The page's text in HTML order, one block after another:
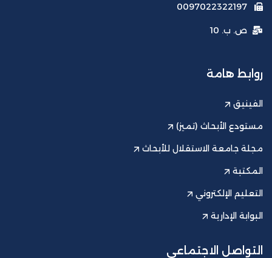
0097022322197
ص. ب. 10
روابط هامة
الفينيق
مستودع الأبحاث (تميز)
مجلة جامعة الاستقلال للأبحاث
المكتبة
التعليم الإلكتروني
البوابة الإدارية
التواصل الاجتماعي